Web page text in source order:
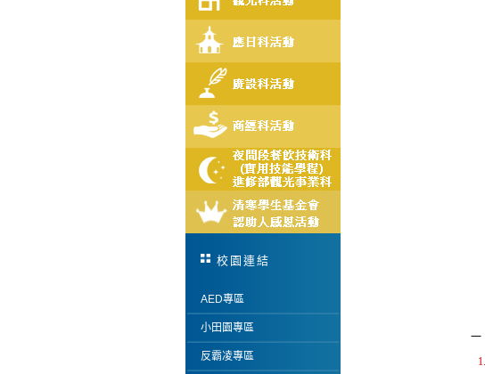
校園連結
AED專區
小田園專區
反霸凌專區
一